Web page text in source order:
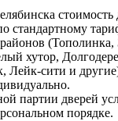
стоимость
стандартному
(Тополинка,
хутор,
Лейк-сити и
партии дверей
порядке.